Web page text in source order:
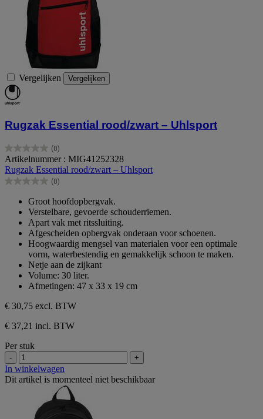
Vergelijken Vergelijken
Rugzak Essential rood/zwart – Uhlsport
(0)
0.0
van
de
5
Artikelnummer : MIG41252328
Rugzak Essential rood/zwart – Uhlsport
(0)
0.0
sterren.
Groot hoofdopbergvak.
Verstelbare, gevoerde schouderriemen.
Apart vak met ritssluiting.
Afgescheiden opbergvak onderaan voor schoenen.
Hoogwaardig mengsel van materialen voor een optimale
vorm, waterbestendig en gemakkelijk schoon te maken.
Netje aan de zijkant
Volume: 30 liter.
Afmetingen: 47 x 33 x 19 cm
€ 30,75 excl. BTW
€ 37,21 incl. BTW
Per stuk
- +
In winkelwagen
Dit artikel is momenteel niet beschikbaar